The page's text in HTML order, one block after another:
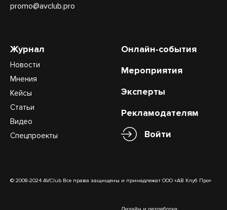
promo@avclub.pro
Журнал
Новости
Мнения
Кейсы
Статьи
Видео
Спецпроекты
Онлайн-события
Мероприятия
Эксперты
Рекламодателям
Войти
© 2008-2024 AVClub Все права защищены и принадлежат ООО «АВ Клуб Про»